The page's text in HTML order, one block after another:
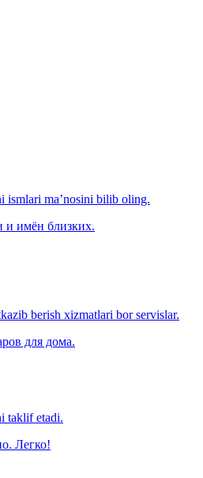
ismlari ma’nosini bilib oling.
и имён близких.
berish xizmatlari bor servislar.
для дома.
taklif etadi.
Легко!